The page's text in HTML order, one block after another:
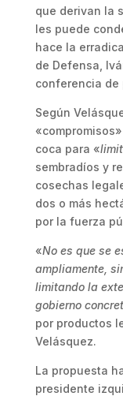
que derivan la
les puede
hace la
de Defensa,
conferencia de
Según
coca para «
sembradíos y
cosechas
dos o más
por la fuerza
«No es que se
ampliamente,
limitando la
gobierno
por productos
Velásquez.
La propuesta
presidente